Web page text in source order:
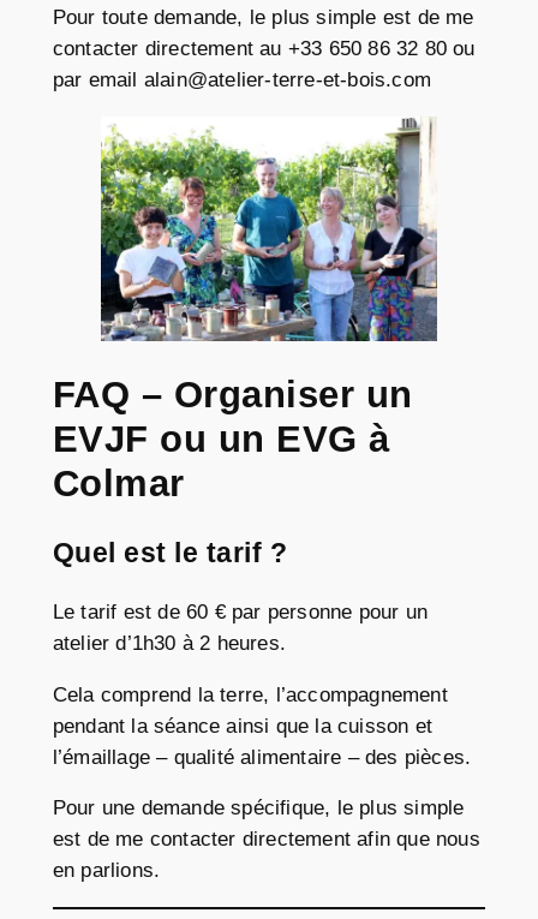
Pour toute demande, le plus simple est de me
contacter directement au +33 650 86 32 80 ou
par email alain@atelier-terre-et-bois.com
FAQ – Organiser un
EVJF ou un EVG à
Colmar
Quel est le tarif ?
Le tarif est de 60 € par personne pour un
atelier d’1h30 à 2 heures.
Cela comprend la terre, l’accompagnement
pendant la séance ainsi que la cuisson et
l’émaillage – qualité alimentaire – des pièces.
Pour une demande spécifique, le plus simple
est de me contacter directement afin que nous
en parlions.